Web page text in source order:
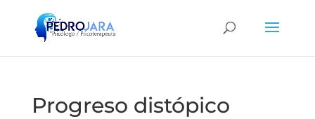
Progreso distópico